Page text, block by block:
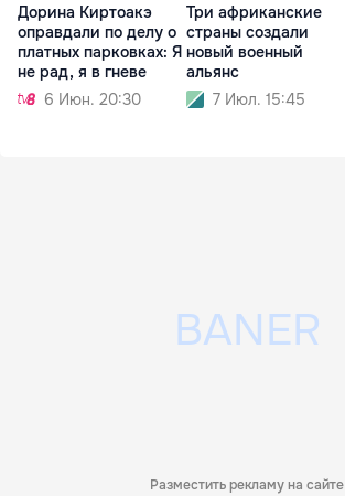
Дорина Киртоакэ
оправдали по делу о
платных парковках: Я
не рад, я в гневе
6 Июн. 20:30
Три африканские
страны создали
новый военный
альянс
7 Июл. 15:45
Разместить рекламу на сайте